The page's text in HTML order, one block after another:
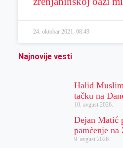
24. oktobar 2021. 08:49
Najnovije vesti
Halid
tačku na
10. avgust 2026.
Dejan Matić
pamćenje
9. avgust 2026.